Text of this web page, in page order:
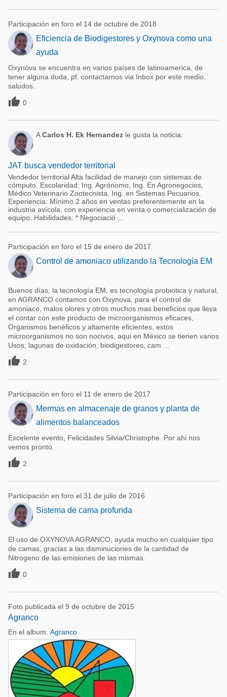
Participación en foro el 14 de octubre de 2018
Eficiencia de Biodigestores y Oxynova como una
ayuda
Oxynova se encuentra en varios países de latinoamerica, de
tener alguna duda, pf. contactarnos via Inbox por este medio.
saludos.
 0
ACarlos H. Ek Hernandez le gusta la noticia:
JAT busca vendedor territorial
Vendedor territorial Alta facilidad de manejo con sistemas de
cómputo. Escolaridad: Ing. Agrónomo, Ing. En Agronegocios,
Médico Veterinario Zootecnista, Ing. en Sistemas Pecuarios.
Experiencia: Mínimo 2 años en ventas preferentemente en la
industria avícola, con experiencia en venta o comercialización de
equipo. Habilidades: * Negociació ...
Participación en foro el 15 de enero de 2017
Control de amoniaco utilizando la Tecnología EM
Buenos días, la tecnología EM, es tecnología probiotica y natural,
en AGRANCO contamos con Oxynova, para el control de
amoniaco, malos olores y otros muchos mas beneficios que lleva
el contar con este producto de microorganismos eficaces,
Organismos benéficos y altamente eficientes, estos
microorganismos no son nocivos, aqui en México se tienen varios
Usos, lagunas de oxidación, biodigestores, cam ...
 2
Participación en foro el 11 de enero de 2017
Mermas en almacenaje de granos y planta de
alimentos balanceados
Excelente evento, Felicidades Silvia/Christophe. Por ahi nos
vemos pronto.
 2
Participación en foro el 31 de julio de 2016
Sistema de cama profunda
El uso de OXYNOVA AGRANCO, ayuda mucho en cualquier tipo
de camas, gracias a las disminuciones de la cantidad de
Nitrogeno de las emisiones de las mismas.
 0
Foto publicada el 9 de octubre de 2015
Agranco
En el album: Agranco